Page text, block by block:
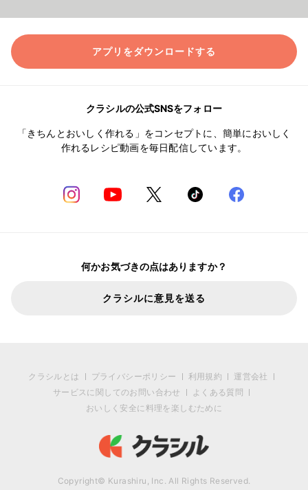
アプリをダウンロードする
クラシルの公式SNSをフォロー
「きちんとおいしく作れる」をコンセプトに、簡単においしく
作れるレシピ動画を毎日配信しています。
何かお気づきの点はありますか？
クラシルに意見を送る
クラシルとは プライバシーポリシー 利用規約
運営会社
サービスに関してのお問い合わせ
よくある質問
おいしく安全に料理を楽しむために
Copyright© Kurashiru, Inc. All Rights Reserved.